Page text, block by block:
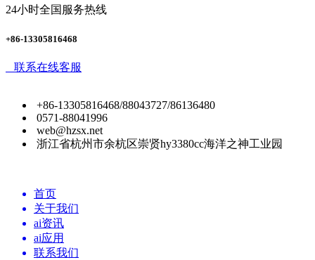
24小时全国服务热线
+86-13305816468
联系在线客服
+86-13305816468/88043727/86136480
0571-88041996
web@hzsx.net
浙江省杭州市余杭区崇贤hy3380cc海洋之神工业园
首页
关于我们
ai资讯
ai应用
联系我们